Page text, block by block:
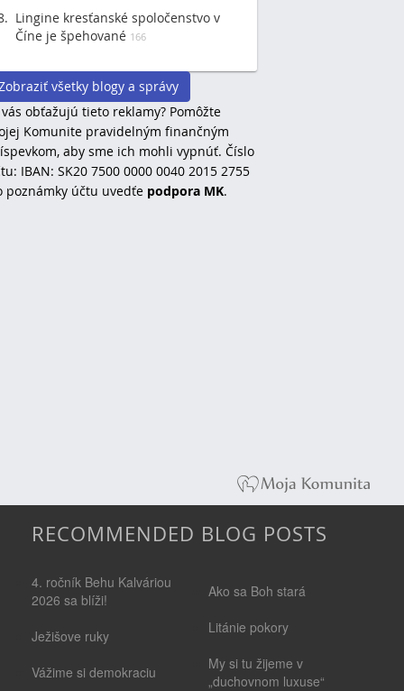
Lingine kresťanské spoločenstvo v
Číne je špehované 166
všetky blogy a správy
obťažujú tieto reklamy? Pomôžte
Komunite pravidelným finančným
aby sme ich mohli vypnúť. Číslo
IBAN: SK20 7500 0000 0040 2015 2755
poznámky účtu uvedťe podpora MK.
RECOMMENDED BLOG POSTS
4. ročník Behu Kalváriou
2026 sa blíži!
Ježišove ruky
Vážime si demokraciu
Ako sa Boh stará
Litánie pokory
My si tu žijeme v
„duchovnom luxuse“